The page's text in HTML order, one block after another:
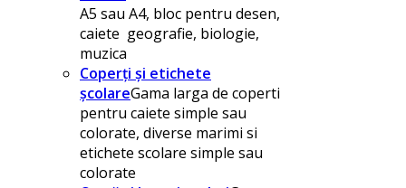
A5 sau A4, bloc pentru desen,
caiete geografie, biologie,
muzica
Coperți și etichete
școlareGama larga de coperti
pentru caiete simple sau
colorate, diverse marimi si
etichete scolare simple sau
colorate